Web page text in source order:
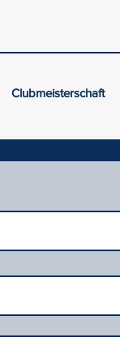
Clubmeisterschaft